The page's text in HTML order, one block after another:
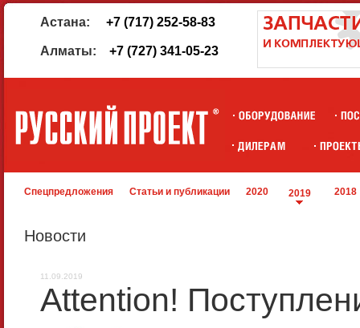
Астана: +7 (717) 252-58-83
Алматы: +7 (727) 341-05-23
Спецпредложения Статьи и публикации 2020 2019 2018
Новости
11.09.2019
Attention!